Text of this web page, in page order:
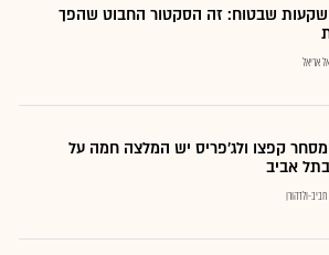
שבטוח: זה הסקטור החבוט שהפך
אריאל
קפצו ולג'פריס יש המלצה חמה על
אביב
ולדהורן